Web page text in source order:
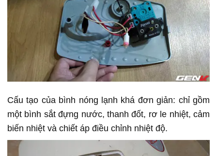
Cấu tạo của bình nóng lạnh khá đơn giản: chỉ gồm
một bình sắt đựng nước, thanh đốt, rơ le nhiệt, cảm
biến nhiệt và chiết áp điều chỉnh nhiệt độ.